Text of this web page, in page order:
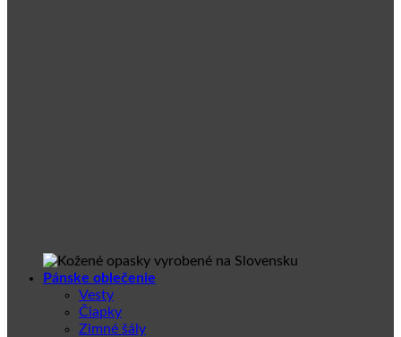
Pánske oblečenie
Vesty
Čiapky
Zimné šály